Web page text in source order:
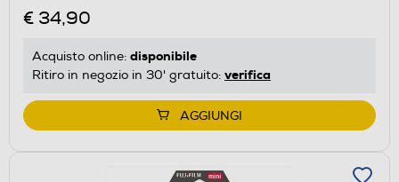
€ 34,90
Acquisto online: disponibile
Ritiro in negozio in 30' gratuito: verifica
AGGIUNGI